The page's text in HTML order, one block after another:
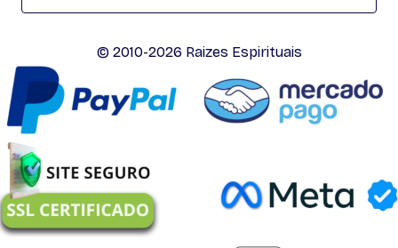
© 2010-2026 Raizes Espirituais